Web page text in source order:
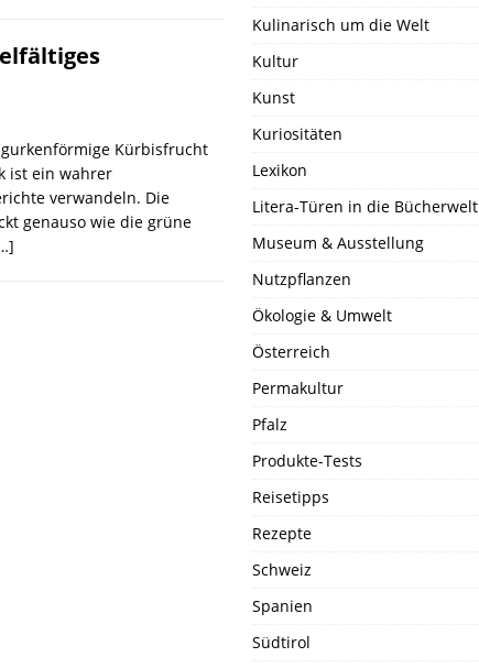
Kürbisfrucht
ist ein wahrer
verwandeln. Die
genauso wie die grüne
Kulinarisch um die Welt
Kultur
Kunst
Kuriositäten
Lexikon
Litera-Türen in die Bücherwelt
Museum & Ausstellung
Nutzpflanzen
Ökologie & Umwelt
Österreich
Permakultur
Pfalz
Produkte-Tests
Reisetipps
Rezepte
Schweiz
Spanien
Südtirol